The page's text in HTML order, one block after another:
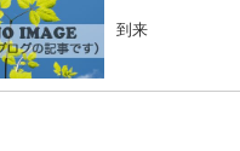
到来